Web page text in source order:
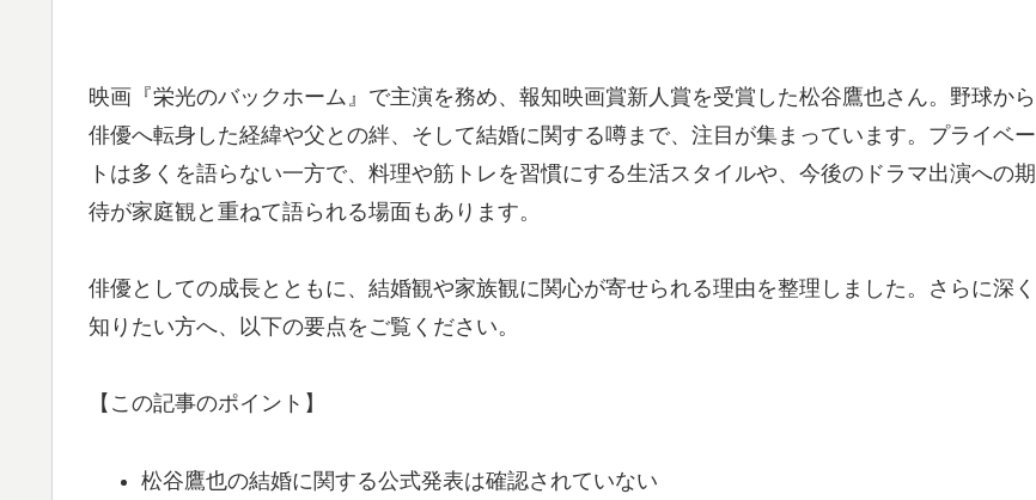
映画『栄光のバックホーム』で主演を務め、報知映画賞新人賞を受賞した松谷鷹也さん。野球から
俳優へ転身した経緯や父との絆、そして結婚に関する噂まで、注目が集まっています。プライベー
トは多くを語らない一方で、料理や筋トレを習慣にする生活スタイルや、今後のドラマ出演への期
待が家庭観と重ねて語られる場面もあります。
俳優としての成長とともに、結婚観や家族観に関心が寄せられる理由を整理しました。さらに深く
知りたい方へ、以下の要点をご覧ください。
【この記事のポイント】
松谷鷹也の結婚に関する公式発表は確認されていない